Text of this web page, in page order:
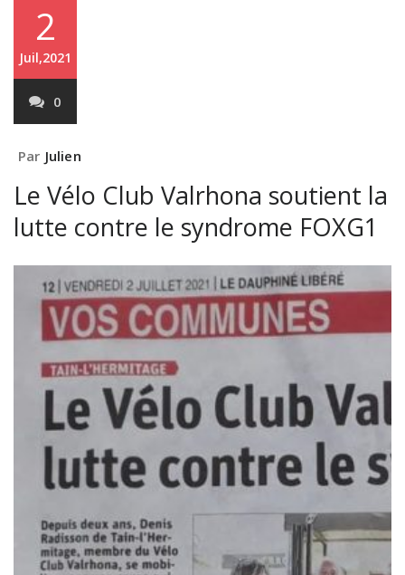
2
Juil,2021
0
Par Julien
Le Vélo Club Valrhona soutient la
lutte contre le syndrome FOXG1